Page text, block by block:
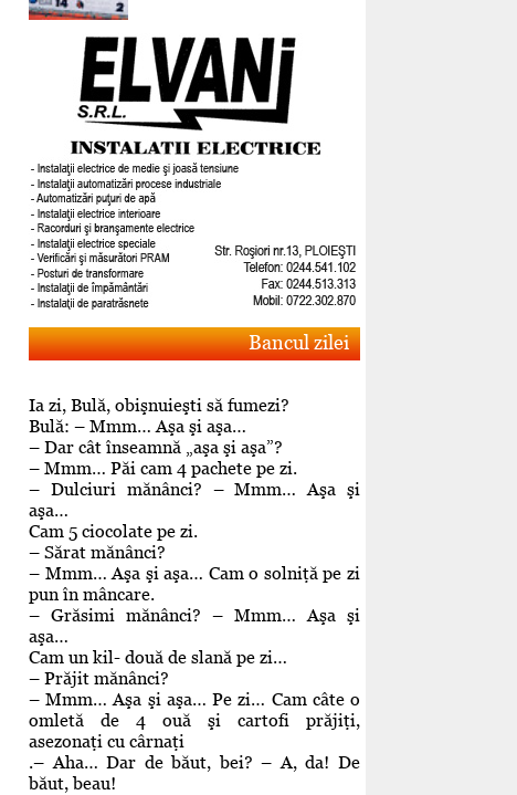
Bancul zilei
Ia zi, Bulă, obişnuieşti să fumezi?
Bulă: – Mmm… Aşa şi aşa…
– Dar cât înseamnă „aşa şi aşa”?
– Mmm… Păi cam 4 pachete pe zi.
– Dulciuri mănânci? – Mmm… Aşa şi
aşa…
Cam 5 ciocolate pe zi.
– Sărat mănânci?
– Mmm… Aşa şi aşa… Cam o solniţă pe zi
pun în mâncare.
– Grăsimi mănânci? – Mmm… Aşa şi
aşa…
Cam un kil- două de slană pe zi…
– Prăjit mănânci?
– Mmm… Aşa şi aşa… Pe zi… Cam câte o
omletă de 4 ouă şi cartofi prăjiţi,
asezonaţi cu cârnaţi
.– Aha… Dar de băut, bei? – A, da! De
băut, beau!